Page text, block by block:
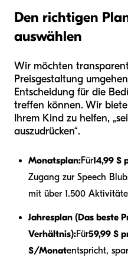
Den richtigen
auswählen
Wir möchten
Preisgestaltung
Entscheidung für die
treffen können. Wir
Ihrem Kind zu helfen,
auszudrücken“.
Monatsplan:Für14,99 $
Zugang zur Speech
mit über 1.500
Jahresplan (Das beste
Verhältnis):Für59,99 $
$/Monatentspricht,